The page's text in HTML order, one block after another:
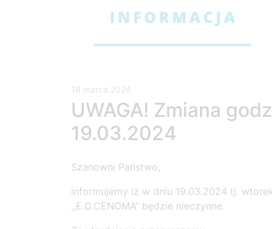
18 marca 2024
UWAGA! Zmiana
19.03.2024
Szanowni Państwo,
informujemy iż w dniu 19.03.2024 tj.
,,E.O.CENOMA” będzie nieczynne.